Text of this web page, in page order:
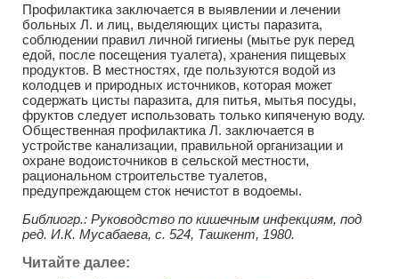
Профилактика заключается в выявлении и лечении
больных Л. и лиц, выделяющих цисты паразита,
соблюдении правил личной гигиены (мытье рук перед
едой, после посещения туалета), хранения пищевых
продуктов. В местностях, где пользуются водой из
колодцев и природных источников, которая может
содержать цисты паразита, для питья, мытья посуды,
фруктов следует использовать только кипяченую воду.
Общественная профилактика Л. заключается в
устройстве канализации, правильной организации и
охране водоисточников в сельской местности,
рациональном строительстве туалетов,
предупреждающем сток нечистот в водоемы.
Библиогр.: Руководство по кишечным инфекциям, под
ред. И.К. Мусабаева, с. 524, Ташкент, 1980.
Читайте далее: